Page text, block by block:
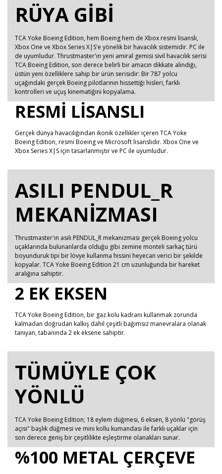
RÜYA GİBİ
TCA Yoke Boeing Edition, hem Boeing hem de Xbox resmi lisanslı,
Xbox One ve Xbox Series X|S'e yönelik bir havacılık sistemidir. PC ile
de uyumludur. Thrustmaster'ın yeni amiral gemisi sivil havacılık serisi
TCA Boeing Edition, son derece belirli bir amacın dikkate alındığı,
üstün yeni özelliklere sahip bir ürün serisidir: Bir 787 yolcu
uçağındaki gerçek Boeing pilotlarının hissettiği hisleri, farklı
kontrolleri ve uçuş kinematiğini kopyalama.
RESMİ LİSANSLI
Gerçek dünya havacılığından ikonik özellikler içeren TCA Yoke
Boeing Edition, resmi Boeing ve Microsoft lisanslıdır. Xbox One ve
Xbox Series X|S için tasarlanmıştır ve PC ile uyumludur.
ASILI PENDUL_R
MEKANİZMASI
Thrustmaster'ın asılı PENDUL_R mekanizması gerçek Boeing yolcu
uçaklarında bulunanlarda olduğu gibi zemine monteli sarkaç türü
boyunduruk tipi bir lövye kullanma hissini heyecan verici bir şekilde
kopyalar. TCA Yoke Boeing Edition 21 cm uzunluğunda bir hareket
aralığına sahiptir.
2 EK EKSEN
TCA Yoke Boeing Edition, bir gaz kolu kadranı kullanmak zorunda
kalmadan doğrudan kalkış dahil çeşitli bağımsız manevralara olanak
tanıyan, tabanında 2 ek eksene sahiptir.
TÜMÜYLE ÇOK
YÖNLÜ
TCA Yoke Boeing Edition; 18 eylem düğmesi, 6 eksen, 8 yönlü "görüş
açısı" başlık düğmesi ve mini kollu kumandası ile farklı uçaklar için
son derece geniş bir çeşitlilikte eşleştirme olanakları sunar.
%100 METAL ÇERÇEVE